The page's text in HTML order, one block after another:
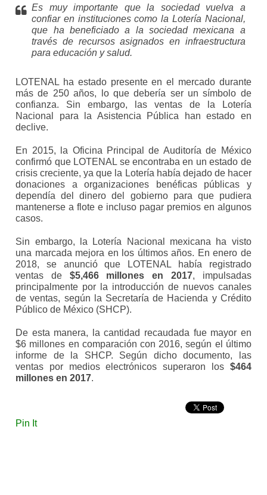
Es muy importante que la sociedad vuelva a
confiar en instituciones como la Lotería Nacional,
que ha beneficiado a la sociedad mexicana a
través de recursos asignados en infraestructura
para educación y salud.
LOTENAL ha estado presente en el mercado durante
más de 250 años, lo que debería ser un símbolo de
confianza. Sin embargo, las ventas de la Lotería
Nacional para la Asistencia Pública han estado en
declive.
En 2015, la Oficina Principal de Auditoría de México
confirmó que LOTENAL se encontraba en un estado de
crisis creciente, ya que la Lotería había dejado de hacer
donaciones a organizaciones benéficas públicas y
dependía del dinero del gobierno para que pudiera
mantenerse a flote e incluso pagar premios en algunos
casos.
Sin embargo, la Lotería Nacional mexicana ha visto
una marcada mejora en los últimos años. En enero de
2018, se anunció que LOTENAL había registrado
ventas de $5,466 millones en 2017, impulsadas
principalmente por la introducción de nuevos canales
de ventas, según la Secretaría de Hacienda y Crédito
Público de México (SHCP).
De esta manera, la cantidad recaudada fue mayor en
$6 millones en comparación con 2016, según el último
informe de la SHCP. Según dicho documento, las
ventas por medios electrónicos superaron los $464
millones en 2017.
Pin It